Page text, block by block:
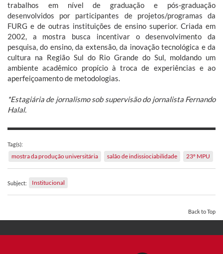
trabalhos em nível de graduação e pós-graduação
desenvolvidos por participantes de projetos/programas da
FURG e de outras instituições de ensino superior. Criada em
2002, a mostra busca incentivar o desenvolvimento da
pesquisa, do ensino, da extensão, da inovação tecnológica e da
cultura na Região Sul do Rio Grande do Sul, moldando um
ambiente acadêmico propício à troca de experiências e ao
aperfeiçoamento de metodologias.
*Estagiária de jornalismo sob supervisão do jornalista Fernando
Halal.
Tag(s):
mostra da produção universitária salão de indissiociabilidade 23º MPU
Subject: Institucional
Back to Top